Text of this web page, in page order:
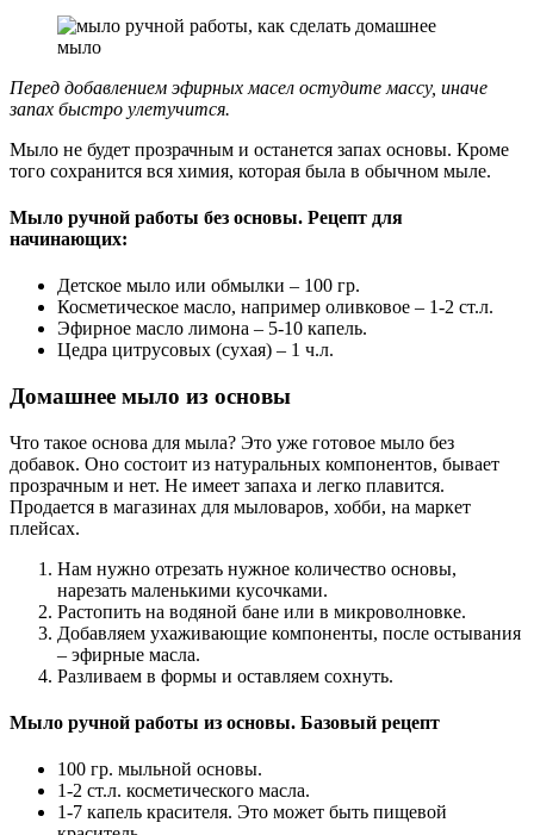
Перед добавлением эфирных масел остудите массу, иначе
запах быстро улетучится.
Мыло не будет прозрачным и останется запах основы. Кроме
того сохранится вся химия, которая была в обычном мыле.
Мыло ручной работы без основы. Рецепт для
начинающих:
Детское мыло или обмылки – 100 гр.
Косметическое масло, например оливковое – 1-2 ст.л.
Эфирное масло лимона – 5-10 капель.
Цедра цитрусовых (сухая) – 1 ч.л.
Домашнее мыло из основы
Что такое основа для мыла? Это уже готовое мыло без
добавок. Оно состоит из натуральных компонентов, бывает
прозрачным и нет. Не имеет запаха и легко плавится.
Продается в магазинах для мыловаров, хобби, на маркет
плейсах.
Нам нужно отрезать нужное количество основы,
нарезать маленькими кусочками.
Растопить на водяной бане или в микроволновке.
Добавляем ухаживающие компоненты, после остывания
– эфирные масла.
Разливаем в формы и оставляем сохнуть.
Мыло ручной работы из основы. Базовый рецепт
100 гр. мыльной основы.
1-2 ст.л. косметического масла.
1-7 капель красителя. Это может быть пищевой